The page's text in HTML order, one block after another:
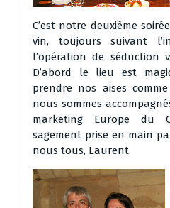
C’est notre deuxième
vin, toujours suivant
l’opération de séduction
D’abord le lieu est
prendre nos aises
nous sommes
marketing Europe du
sagement prise en main
nous tous, Laurent.